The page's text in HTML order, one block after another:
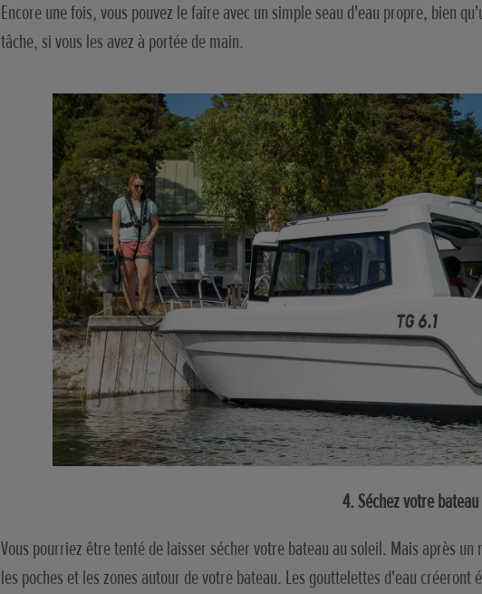
Encore une fois, vous pouvez le faire avec un simple seau d'eau propre, bien
tâche, si vous les avez à portée de main.
4. Séchez votre bateau
Vous pourriez être tenté de laisser sécher votre bateau au soleil. Mais après
les poches et les zones autour de votre bateau. Les gouttelettes d'eau